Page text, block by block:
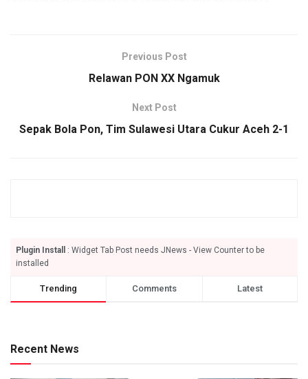
Previous Post
Relawan PON XX Ngamuk
Next Post
Sepak Bola Pon, Tim Sulawesi Utara Cukur Aceh 2-1
Plugin Install
: Widget Tab Post needs JNews - View Counter to be
installed
Trending Comments Latest
Recent News